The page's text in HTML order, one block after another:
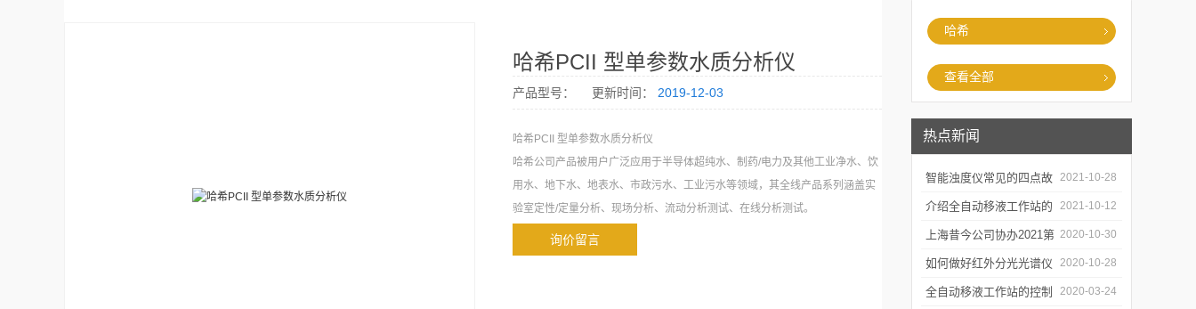
哈希
查看全部
热点新闻
智能浊度仪常见的四点故
障
2021-10-28
介绍全自动移液工作站的
三种移液方式
2021-10-12
上海昔今公司协办2021第
二届上海沪助科研圈发展
年会
2020-10-30
如何做好红外分光光谱仪
的防潮工作
2020-10-28
全自动移液工作站的控制 2020-03-24
哈希PCII 型单参数水质分析仪
产品型号： 更新时间： 2019-12-03
哈希PCII 型单参数水质分析仪
哈希公司产品被用户广泛应用于半导体超纯水、制药/电力及其他工业净水、饮
用水、地下水、地表水、市政污水、工业污水等领域，其全线产品系列涵盖实
验室定性/定量分析、现场分析、流动分析测试、在线分析测试。
询价留言